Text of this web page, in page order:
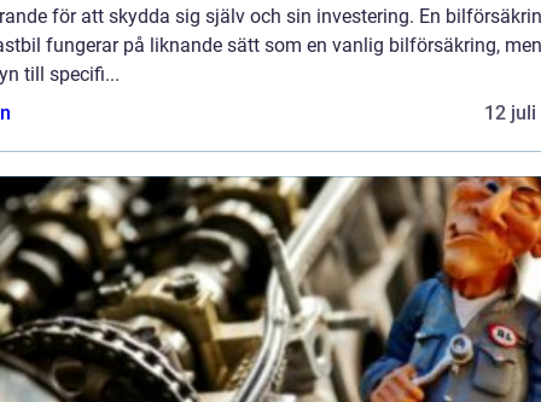
för att skydda sig själv och sin investering. En
fungerar på liknande sätt som en vanlig bilförsäkring,
till specifi...
12 juli